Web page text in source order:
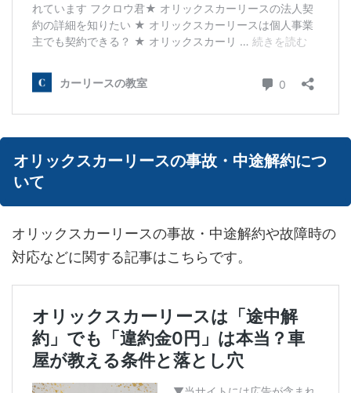
オリックスカーリースの事故・中途解約につ
いて
オリックスカーリースの事故・中途解約や故障時の
対応などに関する記事はこちらです。